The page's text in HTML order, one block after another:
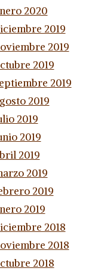
2020
2019
2019
2019
2019
2019
2019
2019
2019
2019
2019
2019
2018
2018
2018